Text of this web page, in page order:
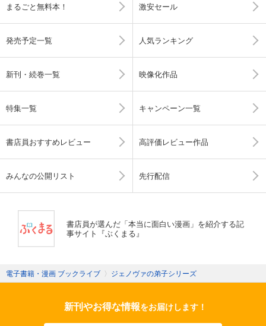
まるごと無料本！ 激安セール
発売予定一覧 人気ランキング
新刊・続巻一覧 映像化作品
特集一覧 キャンペーン一覧
書店員おすすめレビュー 高評価レビュー作品
みんなの公開リスト 先行配信
書店員が選んだ「本当に面白い漫画」を紹介する記
事サイト『ぶくまる』
電子書籍・漫画 ブックライブ 〉 ジェノヴァの弟子シリーズ
新刊やお得な情報をお届けします！